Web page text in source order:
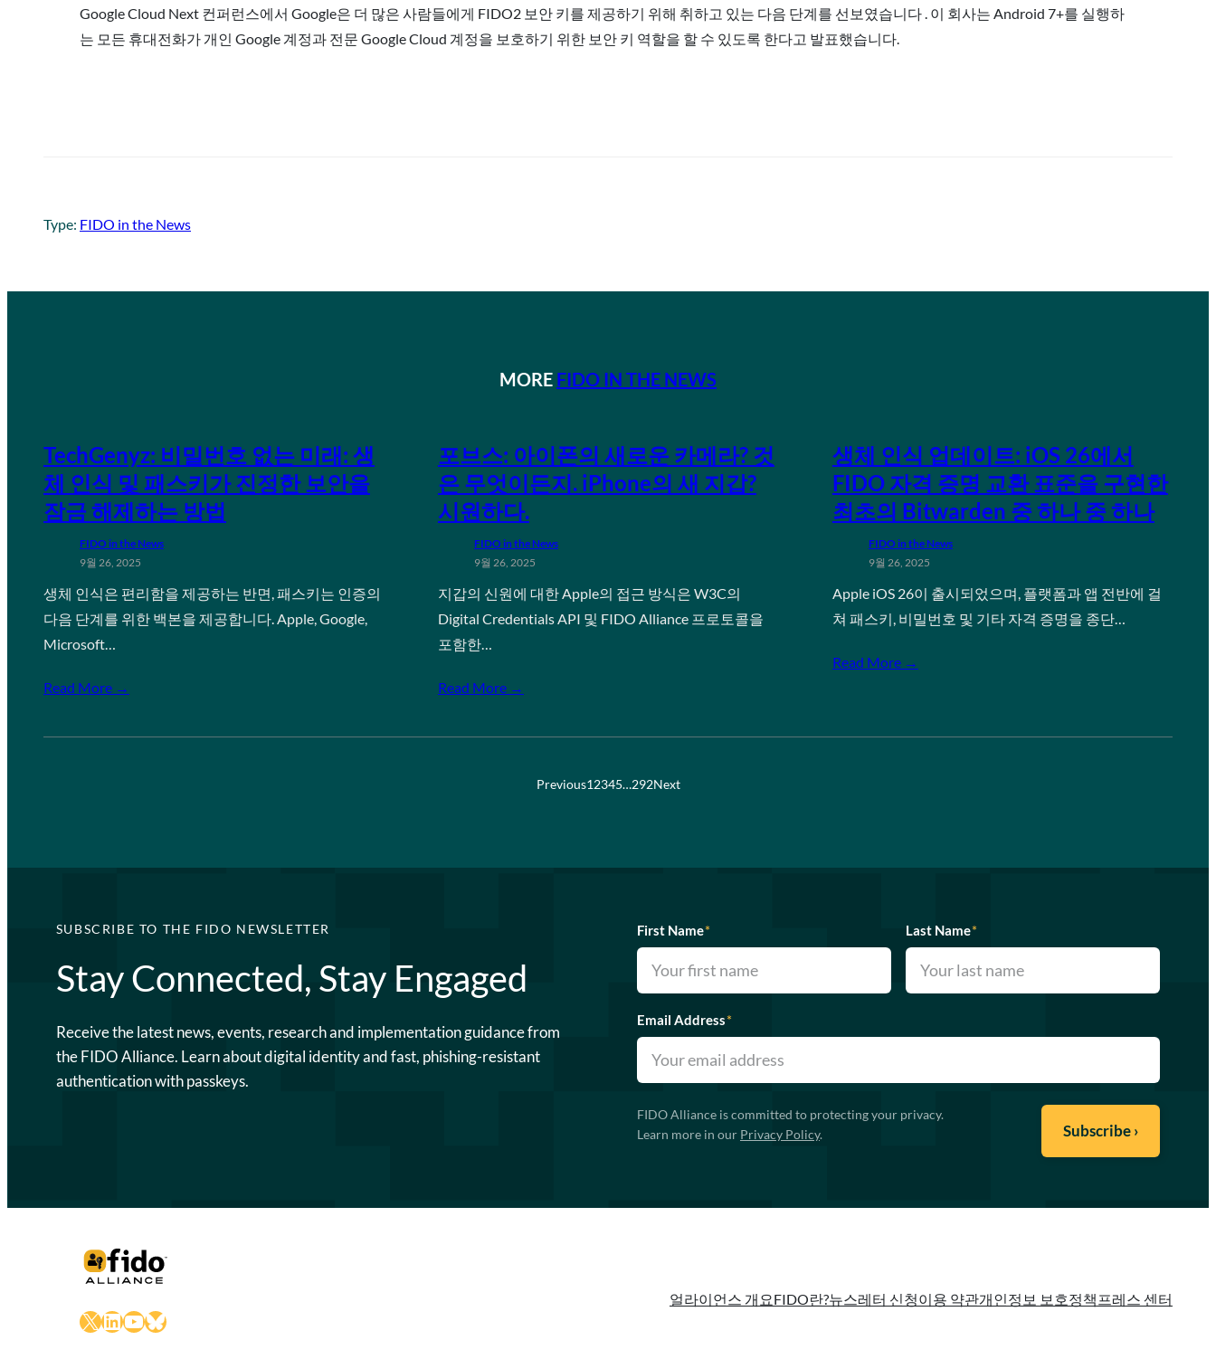
Google Cloud Next 컨퍼런스에서 Google은 더 많은 사람들에게 FIDO2 보안 키를 제공하기 위해 취하고 있는 다음 단계를 선보였습니다 . 이 회사는 Android 7+를 실행하
는 모든 휴대전화가 개인 Google 계정과 전문 Google Cloud 계정을 보호하기 위한 보안 키 역할을 할 수 있도록 한다고 발표했습니다.
Type: FIDO in the News
MORE FIDO IN THE NEWS
TechGenyz: 비밀번호 없는 미래: 생
체 인식 및 패스키가 진정한 보안을
잠금 해제하는 방법
FIDO in the News
9월 26, 2025
생체 인식은 편리함을 제공하는 반면, 패스키는 인증의
다음 단계를 위한 백본을 제공합니다. Apple, Google,
Microsoft…
Read More →
포브스: 아이폰의 새로운 카메라? 것
은 무엇이든지. iPhone의 새 지갑?
시원하다.
FIDO in the News
9월 26, 2025
지갑의 신원에 대한 Apple의 접근 방식은 W3C의
Digital Credentials API 및 FIDO Alliance 프로토콜을
포함한…
Read More →
생체 인식 업데이트: iOS 26에서
FIDO 자격 증명 교환 표준을 구현한
최초의 Bitwarden 중 하나 중 하나
FIDO in the News
9월 26, 2025
Apple iOS 26이 출시되었으며, 플랫폼과 앱 전반에 걸
쳐 패스키, 비밀번호 및 기타 자격 증명을 종단…
Read More →
Previous12345…292Next
SUBSCRIBE TO THE FIDO NEWSLETTER
Stay Connected, Stay Engaged
Receive the latest news, events, research and implementation guidance from
the FIDO Alliance. Learn about digital identity and fast, phishing-resistant
authentication with passkeys.
First Name* Last Name*
Email Address*
FIDO Alliance is committed to protecting your privacy.
Learn more in our Privacy Policy.
X LinkedIn
YouTube
Bluesky
얼라이언스 개요FIDO란?뉴스레터 신청이용 약관개인정보 보호정책 프레스 센터